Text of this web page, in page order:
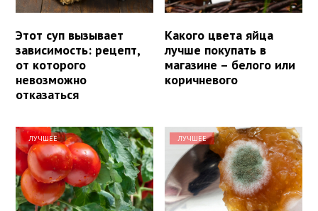
Этот суп вызывает
зависимость: рецепт,
от которого
невозможно
отказаться
Какого цвета яйца
лучше покупать в
магазине – белого или
коричневого
ЛУЧШЕЕ ЛУЧШЕЕ